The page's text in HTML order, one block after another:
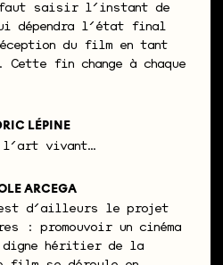
saisir l’instant de
dépendra l’état final
du film en tant
Cette fin change à chaque
LÉPINE
l’art vivant…
ARCEGA
d’ailleurs le projet
: promouvoir un cinéma
digne héritier de la